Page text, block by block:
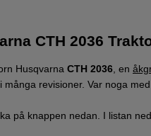
CTH 2036
Husqvarna CTH 2036, en
revisioner. Var noga
på knappen nedan. I listan